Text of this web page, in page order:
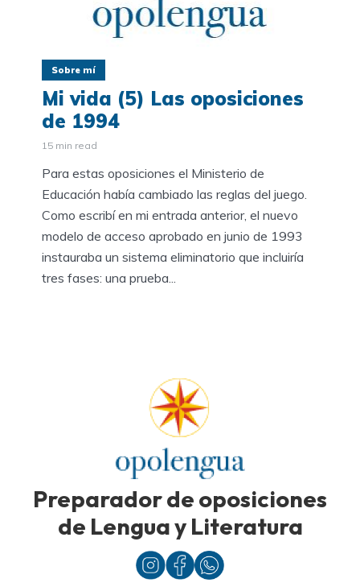
Sobre mí
Mi vida (5) Las oposiciones
de 1994
15 min read
Para estas oposiciones el Ministerio de
Educación había cambiado las reglas del juego.
Como escribí en mi entrada anterior, el nuevo
modelo de acceso aprobado en junio de 1993
instauraba un sistema eliminatorio que incluiría
tres fases: una prueba...
Preparador de oposiciones
de Lengua y Literatura